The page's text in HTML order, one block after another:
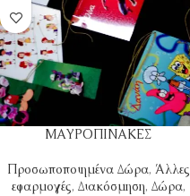
ΜΑΥΡΟΠΙΝΑΚΕΣ
Προσωποποιημένα Δώρα, Άλλες
εφαρμογές, Διακόσμηση, Δώρα,